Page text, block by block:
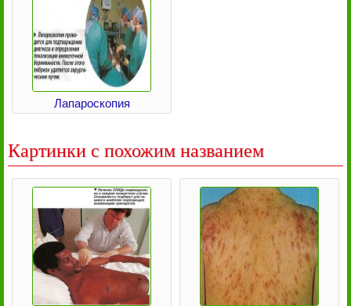
Лапароскопия
Картинки с похожим названием